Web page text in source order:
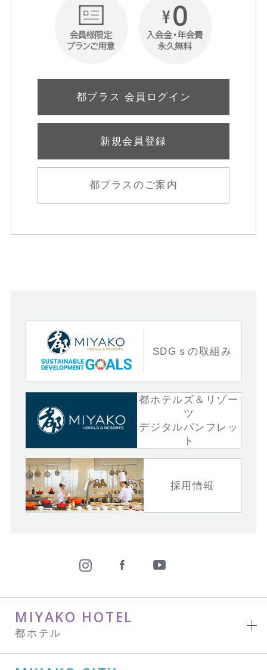
都プラス 会員ログイン
新規会員登録
都プラスのご案内
SDGｓの取組み
都ホテルズ＆リゾー
ツ
デジタルパンフレッ
ト
採用情報
MIYAKO HOTEL
都ホテル